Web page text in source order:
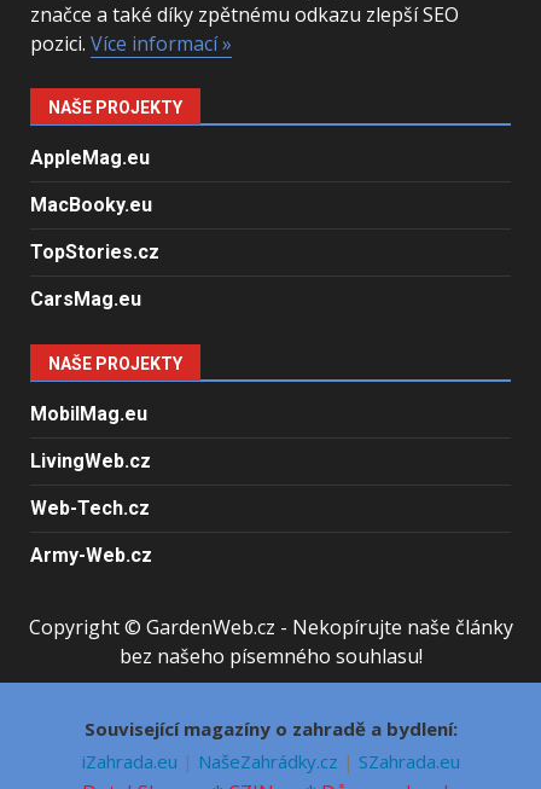
značce a také díky zpětnému odkazu zlepší SEO
pozici. Více informací »
NAŠE PROJEKTY
AppleMag.eu
MacBooky.eu
TopStories.cz
CarsMag.eu
NAŠE PROJEKTY
MobilMag.eu
LivingWeb.cz
Web-Tech.cz
Army-Web.cz
Copyright © GardenWeb.cz - Nekopírujte naše články
bez našeho písemného souhlasu!
Související magazíny o zahradě a bydlení:
iZahrada.eu | NašeZahrádky.cz | SZahrada.eu